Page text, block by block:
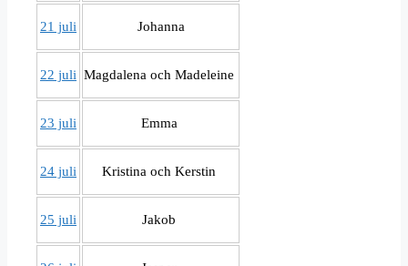
21 juli Johanna
22 juli Magdalena och Madeleine
23 juli Emma
24 juli Kristina och Kerstin
25 juli Jakob